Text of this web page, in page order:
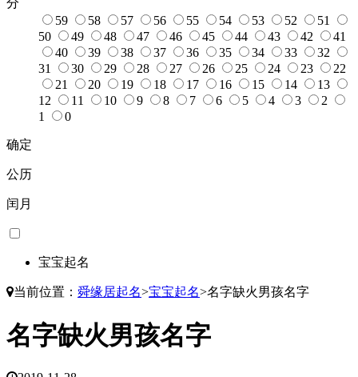
分
59
58 57 56 55 54 53 52
51
50
49 48 47 46 45 44 43 42
41
40
39 38 37 36 35 34 33
32
31
30 29 28 27 26 25 24 23
22
21
20 19 18 17 16 15 14
13
12
11 10 9 8 7 6 5 4 3
2
1
0
确定
公历
闰月
宝宝起名
当前位置： 舜缘居起名>宝宝起名>名字缺火男孩名字
名字缺火男孩名字